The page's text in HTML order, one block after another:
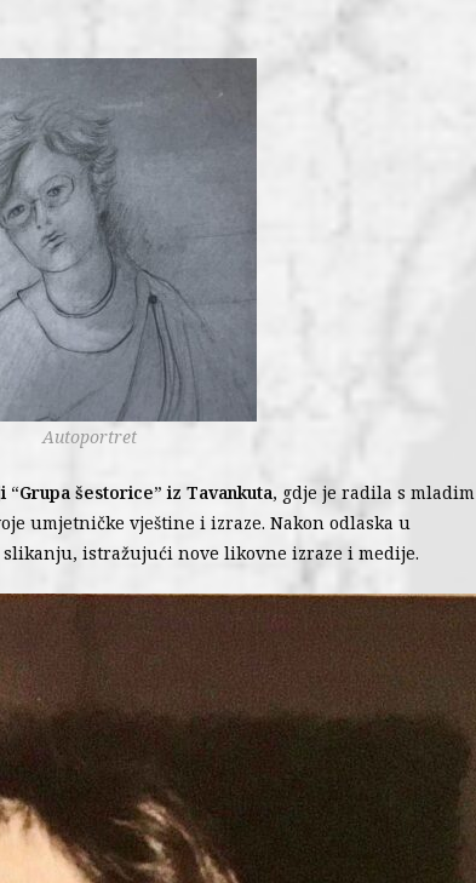
Autoportret
šestorice” iz Tavankuta, gdje je radila s mladim
umjetničke vještine i izraze. Nakon odlaska u
istražujući nove likovne izraze i medije.